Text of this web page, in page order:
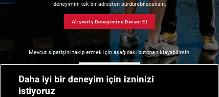
deneyimini tek bir adresten sürdürebileceksin.
Alışveriş Deneyimine Devam Et
Mevcut siparişini takip etmek için aşağıdaki butona tıklayabilirsin.
Daha iyi bir deneyim için izninizi
istiyoruz